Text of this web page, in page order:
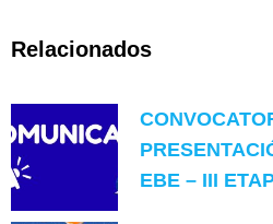
Relacionados
EBE – III